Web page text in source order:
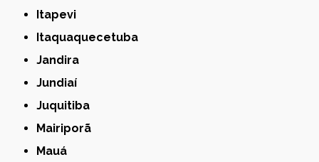
Itapevi
Itaquaquecetuba
Jandira
Jundiaí
Juquitiba
Mairiporã
Mauá